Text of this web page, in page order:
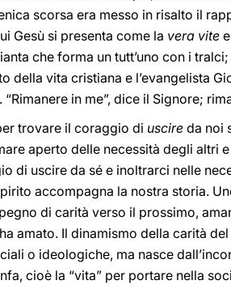
scorsa era messo in risalto il
Gesù si presenta come la vera vite
che forma un tutt’uno con i
della vita cristiana e l’evangelista
in me”, dice il Signore;
trovare il coraggio di uscire da noi
aperto delle necessità degli altri
di uscire da sé e inoltrarci nelle
accompagna la nostra storia.
di carità verso il prossimo,
amato. Il dinamismo della carità
o ideologiche, ma nasce
cioè la “vita” per portare nella